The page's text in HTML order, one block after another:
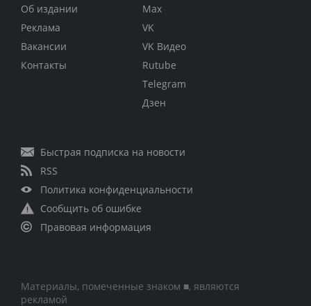
Об издании
Реклама
Вакансии
Контакты
Max
VK
VK Видео
Rutube
Telegram
Дзен
Быстрая подписка на новости
RSS
Политика конфиденциальности
Сообщить об ошибке
Правовая информация
Материалы, помеченные знаком ■, являются
рекламой